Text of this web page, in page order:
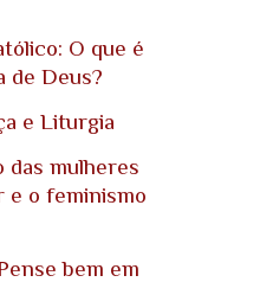
O que é
de Deus?
e Liturgia
das mulheres
e o feminismo
bem em